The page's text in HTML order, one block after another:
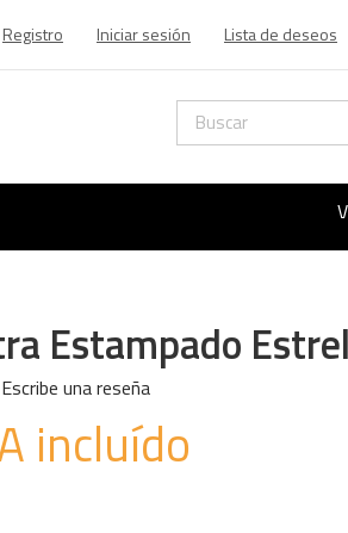
Registro Iniciar sesión Lista de deseos
Estampado
Escribe una reseña
incluído